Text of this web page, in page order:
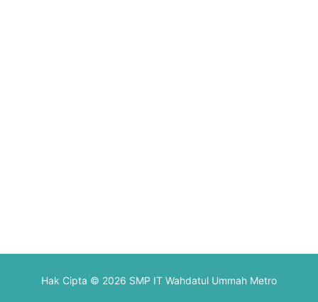
Hak Cipta © 2026 SMP IT Wahdatul Ummah Metro